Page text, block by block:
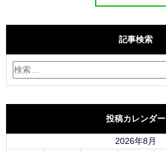
記事検索
投稿カレンダー
2026年8月